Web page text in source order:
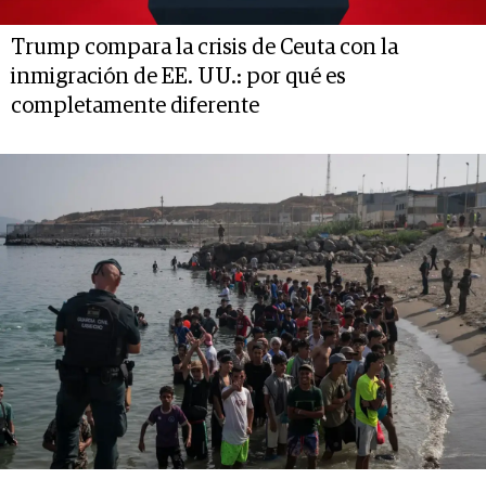
Trump compara la crisis de Ceuta con la
inmigración de EE. UU.: por qué es
completamente diferente